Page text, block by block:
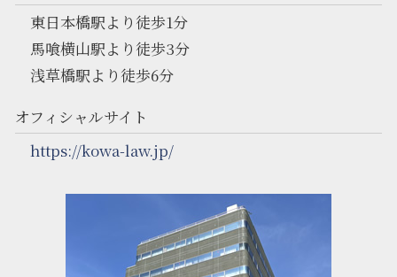
東日本橋駅より徒歩1分
馬喰横山駅より徒歩3分
浅草橋駅より徒歩6分
オフィシャルサイト
https://kowa-law.jp/